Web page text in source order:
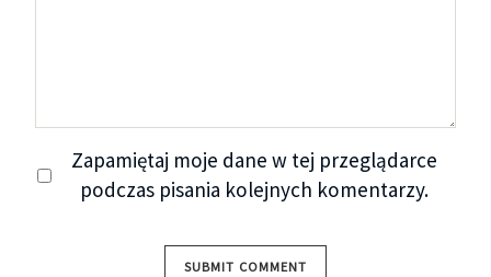
Zapamiętaj moje dane w tej przeglądarce
podczas pisania kolejnych komentarzy.